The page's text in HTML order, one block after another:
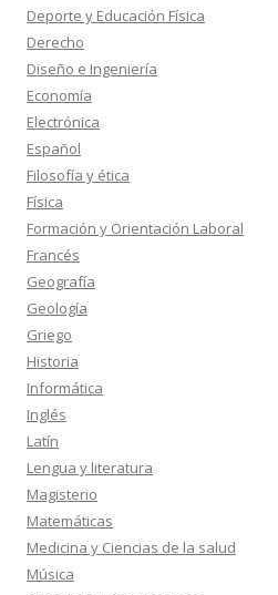
Deporte y Educación Física
Derecho
Diseño e Ingeniería
Economía
Electrónica
Español
Filosofía y ética
Física
Formación y Orientación Laboral
Francés
Geografía
Geología
Griego
Historia
Informática
Inglés
Latín
Lengua y literatura
Magisterio
Matemáticas
Medicina y Ciencias de la salud
Música